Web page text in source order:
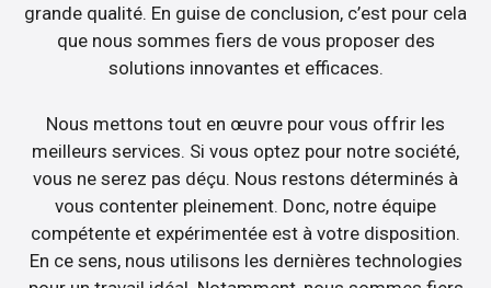
grande qualité. En guise de conclusion, c’est pour cela
que nous sommes fiers de vous proposer des
solutions innovantes et efficaces.
Nous mettons tout en œuvre pour vous offrir les
meilleurs services. Si vous optez pour notre société,
vous ne serez pas déçu. Nous restons déterminés à
vous contenter pleinement. Donc, notre équipe
compétente et expérimentée est à votre disposition.
En ce sens, nous utilisons les dernières technologies